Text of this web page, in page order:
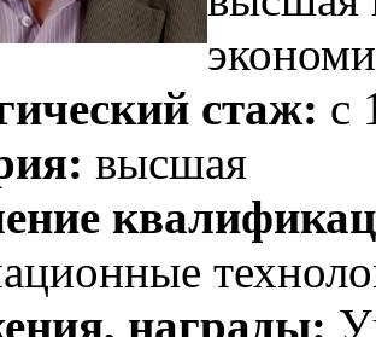
стаж: с
высшая
награды: